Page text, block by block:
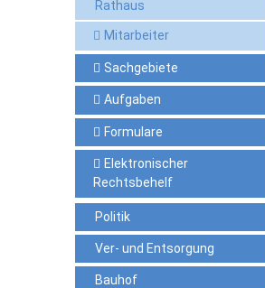
Rathaus
Mitarbeiter
Sachgebiete
Aufgaben
Formulare
Elektronischer
Rechtsbehelf
Politik
Ver- und Entsorgung
Bauhof